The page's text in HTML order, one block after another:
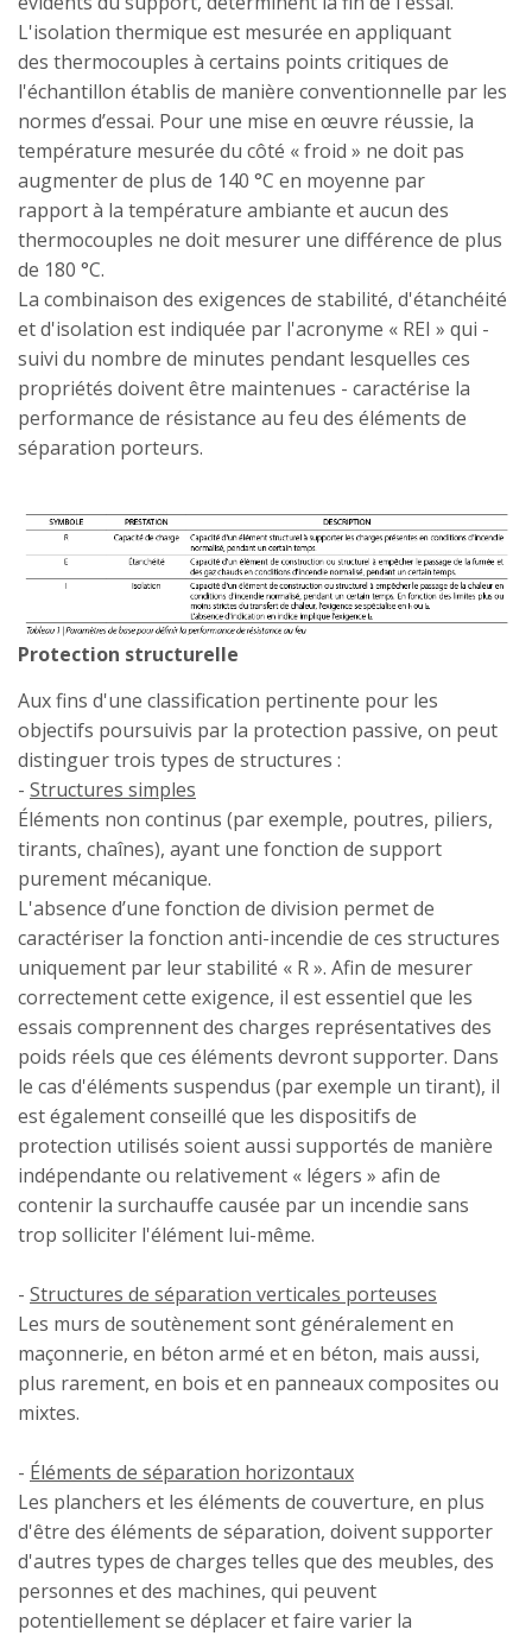
L'isolation thermique est mesurée en appliquant
des thermocouples à certains points critiques de
l'échantillon établis de manière conventionnelle par les
normes d’essai. Pour une mise en œuvre réussie, la
température mesurée du côté « froid » ne doit pas
augmenter de plus de 140 °C en moyenne par
rapport à la température ambiante et aucun des
thermocouples ne doit mesurer une différence de plus
de 180 °C.
La combinaison des exigences de stabilité, d'étanchéité
et d'isolation est indiquée par l'acronyme « REI » qui -
suivi du nombre de minutes pendant lesquelles ces
propriétés doivent être maintenues - caractérise la
performance de résistance au feu des éléments de
séparation porteurs.
Protection structurelle
Aux fins d'une classification pertinente pour les
objectifs poursuivis par la protection passive, on peut
distinguer trois types de structures :
- Structures simples
Éléments non continus (par exemple, poutres, piliers,
tirants, chaînes), ayant une fonction de support
purement mécanique.
L'absence d’une fonction de division permet de
caractériser la fonction anti-incendie de ces structures
uniquement par leur stabilité « R ». Afin de mesurer
correctement cette exigence, il est essentiel que les
essais comprennent des charges représentatives des
poids réels que ces éléments devront supporter. Dans
le cas d'éléments suspendus (par exemple un tirant), il
est également conseillé que les dispositifs de
protection utilisés soient aussi supportés de manière
indépendante ou relativement « légers » afin de
contenir la surchauffe causée par un incendie sans
trop solliciter l'élément lui-même.
- Structures de séparation verticales porteuses
Les murs de soutènement sont généralement en
maçonnerie, en béton armé et en béton, mais aussi,
plus rarement, en bois et en panneaux composites ou
mixtes.
- Éléments de séparation horizontaux
Les planchers et les éléments de couverture, en plus
d'être des éléments de séparation, doivent supporter
d'autres types de charges telles que des meubles, des
personnes et des machines, qui peuvent
potentiellement se déplacer et faire varier la